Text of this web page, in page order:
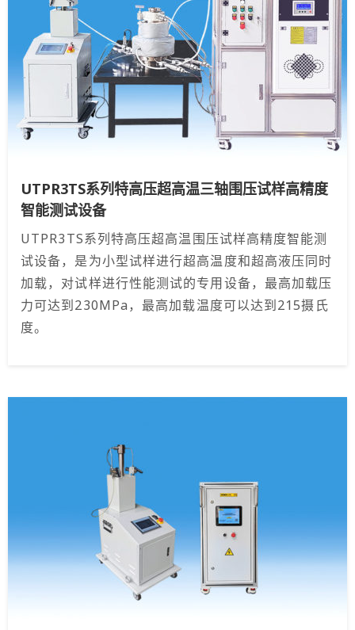
UTPR3TS系列特高压超高温三轴围压试样高精度
智能测试设备
UTPR3TS系列特高压超高温围压试样高精度智能测
试设备，是为小型试样进行超高温度和超高液压同时
加载，对试样进行性能测试的专用设备，最高加载压
力可达到230MPa，最高加载温度可以达到215摄氏
度。